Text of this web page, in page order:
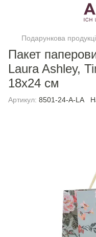
Подарункова
Пакет
Laura Ashley,
18х24 см
Артикул: 8501-24-A-LA